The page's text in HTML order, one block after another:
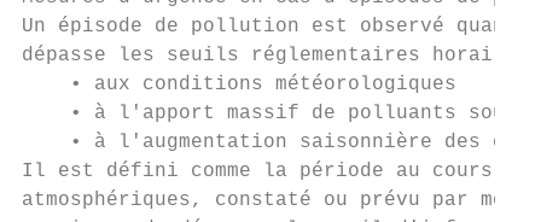
Un épisode de pollution est observé
dépasse les seuils réglementaires
    • aux conditions météorologiques
• à l'apport massif de polluants sous
• à l'augmentation saisonnière des
Il est défini comme la période au cours
atmosphériques, constaté ou prévu par